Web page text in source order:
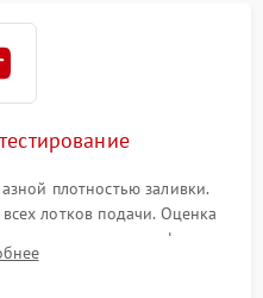
плотностью заливки.
лотков подачи. Оценка
отсутствие дефектов
готового устройства.